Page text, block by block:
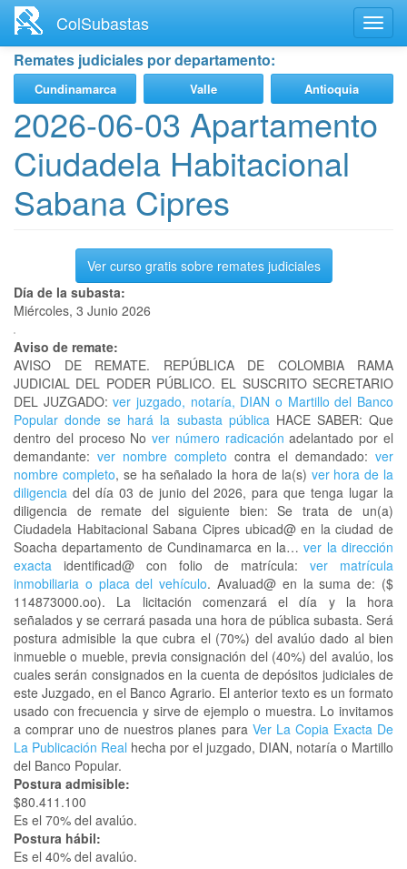
contenido
principal
ColSubastas
Remates judiciales por departamento:
Cundinamarca Valle Antioquia
2026-06-03 Apartamento
Ciudadela Habitacional
Sabana Cipres
Ver curso gratis sobre remates judiciales
Día de la subasta:
Miércoles, 3 Junio 2026
Aviso de remate:
AVISO DE REMATE. REPÚBLICA DE COLOMBIA RAMA
JUDICIAL DEL PODER PÚBLICO. EL SUSCRITO SECRETARIO
DEL JUZGADO: ver juzgado, notaría, DIAN o Martillo del Banco
Popular donde se hará la subasta públicaHACE SABER: Que
dentro del proceso Nover número radicación adelantado por el
demandante: ver nombre completo contra el demandado: ver
nombre completo, se ha señalado la hora de la(s) ver hora de la
diligencia del día 03 de junio del 2026, para que tenga lugar la
diligencia de remate del siguiente bien: Se trata de un(a)
Ciudadela Habitacional Sabana Cipres ubicad@ en la ciudad de
Soacha departamento de Cundinamarca en la…ver la dirección
exacta identificad@ con folio de matrícula: ver matrícula
inmobiliaria o placa del vehículo. Avaluad@ en la suma de: ($
114873000.oo). La licitación comenzará el día y la hora
señalados y se cerrará pasada una hora de pública subasta. Será
postura admisible la que cubra el (70%) del avalúo dado al bien
inmueble o mueble, previa consignación del (40%) del avalúo, los
cuales serán consignados en la cuenta de depósitos judiciales de
este Juzgado, en el Banco Agrario. El anterior texto es un formato
usado con frecuencia y sirve de ejemplo o muestra. Lo invitamos
a comprar uno de nuestros planes para Ver La Copia Exacta De
La Publicación Real hecha por el juzgado, DIAN, notaría o Martillo
del Banco Popular.
Postura admisible:
$80.411.100
Es el 70% del avalúo.
Postura hábil:
Es el 40% del avalúo.